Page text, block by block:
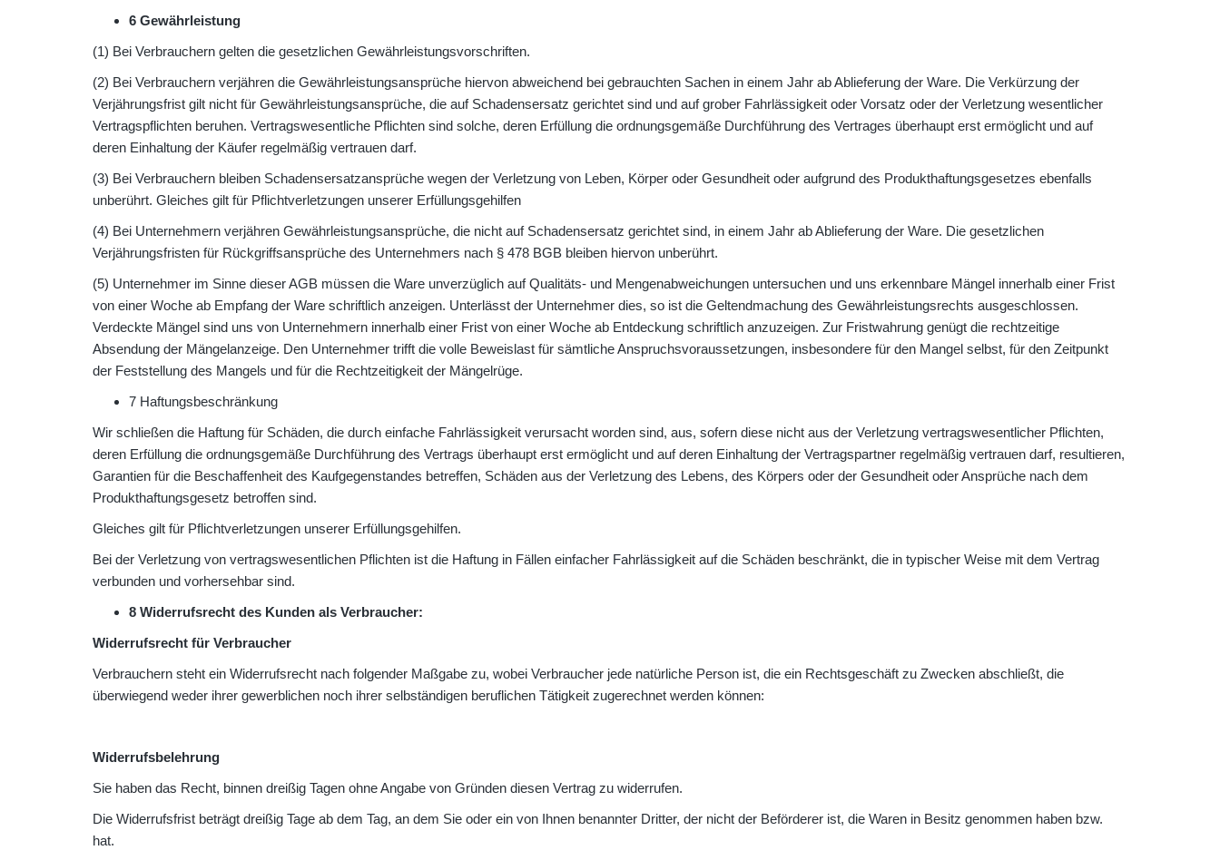
6 Gewährleistung
(1) Bei Verbrauchern gelten die gesetzlichen Gewährleistungsvorschriften.
(2) Bei Verbrauchern verjähren die Gewährleistungsansprüche hiervon abweichend bei gebrauchten Sachen in einem Jahr ab Ablieferung der Ware. Die Verkürzung der
Verjährungsfrist gilt nicht für Gewährleistungsansprüche, die auf Schadensersatz gerichtet sind und auf grober Fahrlässigkeit oder Vorsatz oder der Verletzung wesentlicher
Vertragspflichten beruhen. Vertragswesentliche Pflichten sind solche, deren Erfüllung die ordnungsgemäße Durchführung des Vertrages überhaupt erst ermöglicht und auf
deren Einhaltung der Käufer regelmäßig vertrauen darf.
(3) Bei Verbrauchern bleiben Schadensersatzansprüche wegen der Verletzung von Leben, Körper oder Gesundheit oder aufgrund des Produkthaftungsgesetzes ebenfalls
unberührt. Gleiches gilt für Pflichtverletzungen unserer Erfüllungsgehilfen
(4) Bei Unternehmern verjähren Gewährleistungsansprüche, die nicht auf Schadensersatz gerichtet sind, in einem Jahr ab Ablieferung der Ware. Die gesetzlichen
Verjährungsfristen für Rückgriffsansprüche des Unternehmers nach § 478 BGB bleiben hiervon unberührt.
(5) Unternehmer im Sinne dieser AGB müssen die Ware unverzüglich auf Qualitäts- und Mengenabweichungen untersuchen und uns erkennbare Mängel innerhalb einer Frist
von einer Woche ab Empfang der Ware schriftlich anzeigen. Unterlässt der Unternehmer dies, so ist die Geltendmachung des Gewährleistungsrechts ausgeschlossen.
Verdeckte Mängel sind uns von Unternehmern innerhalb einer Frist von einer Woche ab Entdeckung schriftlich anzuzeigen. Zur Fristwahrung genügt die rechtzeitige
Absendung der Mängelanzeige. Den Unternehmer trifft die volle Beweislast für sämtliche Anspruchsvoraussetzungen, insbesondere für den Mangel selbst, für den Zeitpunkt
der Feststellung des Mangels und für die Rechtzeitigkeit der Mängelrüge.
7 Haftungsbeschränkung
Wir schließen die Haftung für Schäden, die durch einfache Fahrlässigkeit verursacht worden sind, aus, sofern diese nicht aus der Verletzung vertragswesentlicher Pflichten,
deren Erfüllung die ordnungsgemäße Durchführung des Vertrags überhaupt erst ermöglicht und auf deren Einhaltung der Vertragspartner regelmäßig vertrauen darf, resultieren,
Garantien für die Beschaffenheit des Kaufgegenstandes betreffen, Schäden aus der Verletzung des Lebens, des Körpers oder der Gesundheit oder Ansprüche nach dem
Produkthaftungsgesetz betroffen sind.
Gleiches gilt für Pflichtverletzungen unserer Erfüllungsgehilfen.
Bei der Verletzung von vertragswesentlichen Pflichten ist die Haftung in Fällen einfacher Fahrlässigkeit auf die Schäden beschränkt, die in typischer Weise mit dem Vertrag
verbunden und vorhersehbar sind.
8 Widerrufsrecht des Kunden als Verbraucher:
Widerrufsrecht für Verbraucher
Verbrauchern steht ein Widerrufsrecht nach folgender Maßgabe zu, wobei Verbraucher jede natürliche Person ist, die ein Rechtsgeschäft zu Zwecken abschließt, die
überwiegend weder ihrer gewerblichen noch ihrer selbständigen beruflichen Tätigkeit zugerechnet werden können:
Widerrufsbelehrung
Sie haben das Recht, binnen dreißig Tagen ohne Angabe von Gründen diesen Vertrag zu widerrufen.
Die Widerrufsfrist beträgt dreißig Tage ab dem Tag, an dem Sie oder ein von Ihnen benannter Dritter, der nicht der Beförderer ist, die Waren in Besitz genommen haben bzw.
hat.